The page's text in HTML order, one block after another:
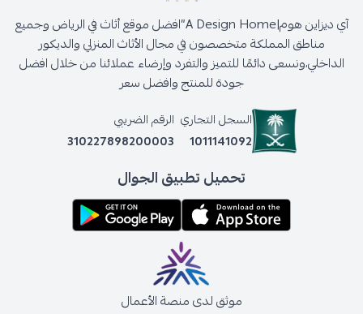
آي ديزاين هوم|A Design Home”افضل موقع أثاث في الرياض وجميع
مناطق المملكة متخصصون في مجال الأثاث المنزلي والديكور
الداخلي،ونسعى دائمًا للتميز والتفرد وإرضاء عملائنا من خلال افضل
جودة للمنتج وافضل سعر
السجل التجاري
1011141092
الرقم الضريبي
310227898200003
تحميل تطبيق الجوال
موثق لدى منصة الأعمال